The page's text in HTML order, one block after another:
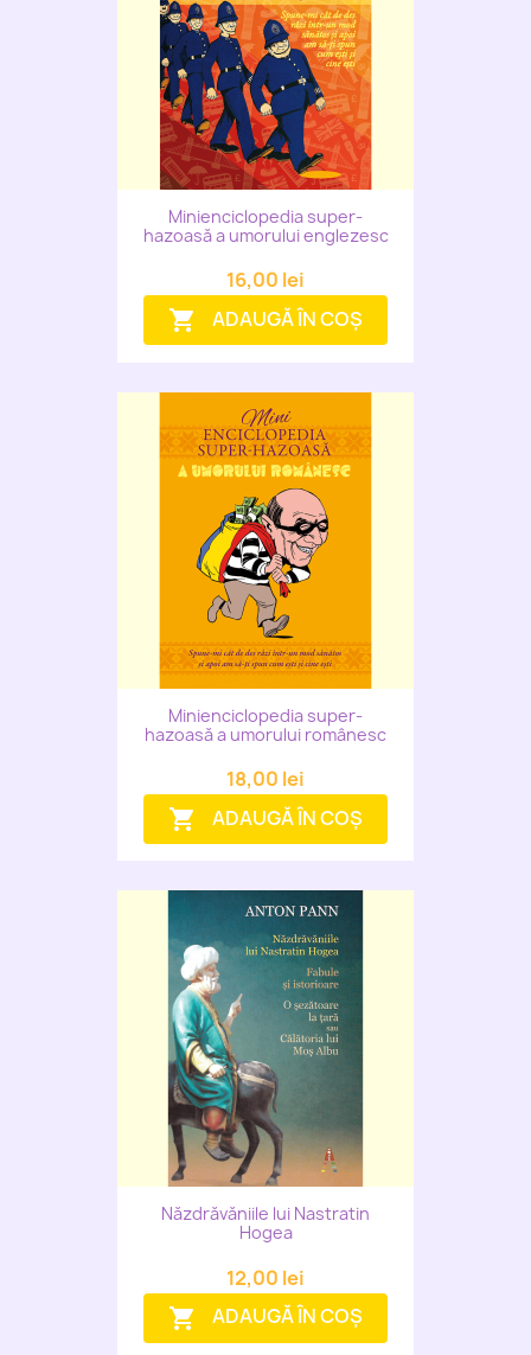
Minienciclopedia super-
hazoasă a umorului englezesc
16,00 lei
shopping_cart ADAUGĂ ÎN COȘ
Minienciclopedia super-
hazoasă a umorului românesc
18,00 lei
shopping_cart ADAUGĂ ÎN COȘ
Năzdrăvăniile lui Nastratin
Hogea
12,00 lei
shopping_cart ADAUGĂ ÎN COȘ